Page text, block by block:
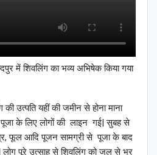
में शिवलिंग का भव्य अभिषेक किया गया
उत्पति यहीं की जमीन से होना माना
के लिए लोगों की लाइन गई| सुबह से
फूल आदि पूजन सामग्री से पूजा के बाद
पूरे उत्साह से शिवलिंग को जल से भर